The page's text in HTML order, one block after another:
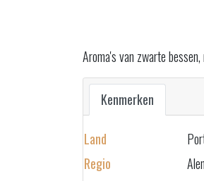
Aroma's van zwarte
Kenmerken
Land
Regio